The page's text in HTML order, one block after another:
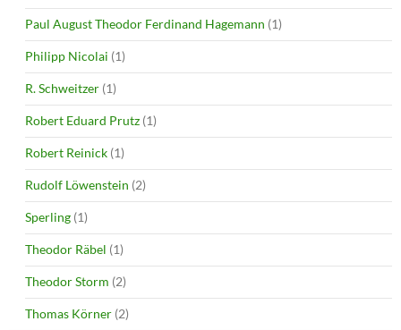
Paul August Theodor Ferdinand Hagemann (1)
Philipp Nicolai (1)
R. Schweitzer (1)
Robert Eduard Prutz (1)
Robert Reinick (1)
Rudolf Löwenstein (2)
Sperling (1)
Theodor Räbel (1)
Theodor Storm (2)
Thomas Körner (2)